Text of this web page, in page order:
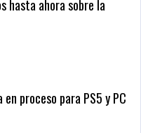
hasta ahora sobre la
proceso para PS5 y PC